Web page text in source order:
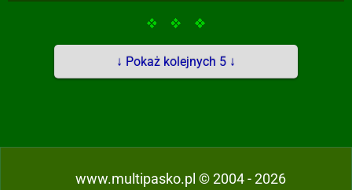
↓ Pokaż kolejnych 5 ↓
www.multipasko.pl © 2004 - 2026